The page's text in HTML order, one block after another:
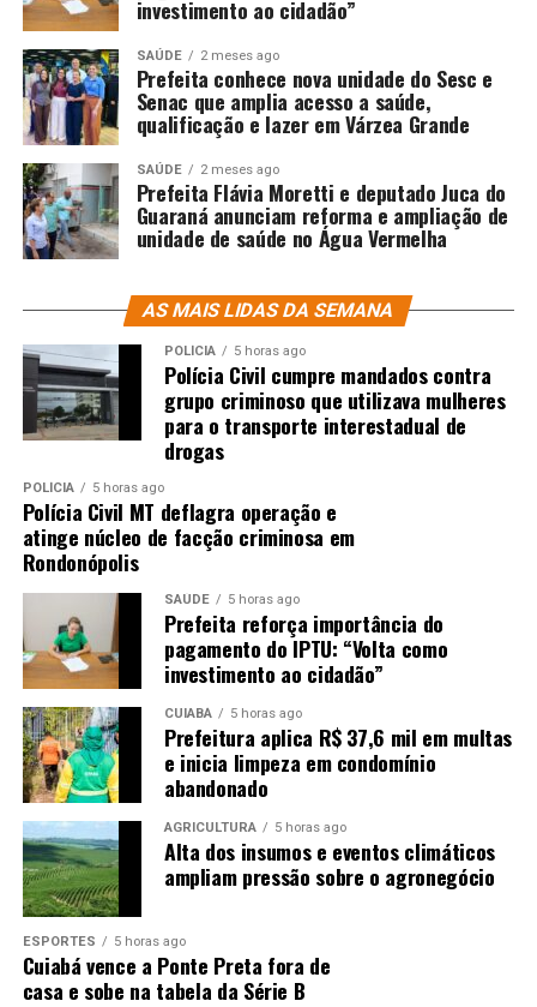
investimento ao cidadão”
SAÚDE 2 meses ago
Prefeita conhece nova unidade do Sesc e
Senac que amplia acesso a saúde,
qualificação e lazer em Várzea Grande
SAÚDE 2 meses ago
Prefeita Flávia Moretti e deputado Juca do
Guaraná anunciam reforma e ampliação de
unidade de saúde no Água Vermelha
AS MAIS LIDAS DA SEMANA
POLÍCIA 5 horas ago
Polícia Civil cumpre mandados contra
grupo criminoso que utilizava mulheres
para o transporte interestadual de
drogas
POLÍCIA 5 horas ago
Polícia Civil MT deflagra operação e
atinge núcleo de facção criminosa em
Rondonópolis
SAÚDE 5 horas ago
Prefeita reforça importância do
pagamento do IPTU: “Volta como
investimento ao cidadão”
CUIABÁ 5 horas ago
Prefeitura aplica R$ 37,6 mil em multas
e inicia limpeza em condomínio
abandonado
AGRICULTURA 5 horas ago
Alta dos insumos e eventos climáticos
ampliam pressão sobre o agronegócio
ESPORTES 5 horas ago
Cuiabá vence a Ponte Preta fora de
casa e sobe na tabela da Série B